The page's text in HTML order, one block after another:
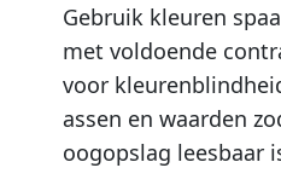
Gebruik kleuren
met voldoende
voor
assen en waarden
oogopslag leesbaar